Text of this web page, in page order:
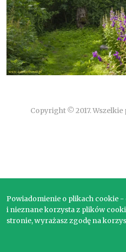
Copyright © 2017.
Powiadomienie o plikach cookie
i nieznane korzysta z plików
stronie, wyrażasz zgodę na